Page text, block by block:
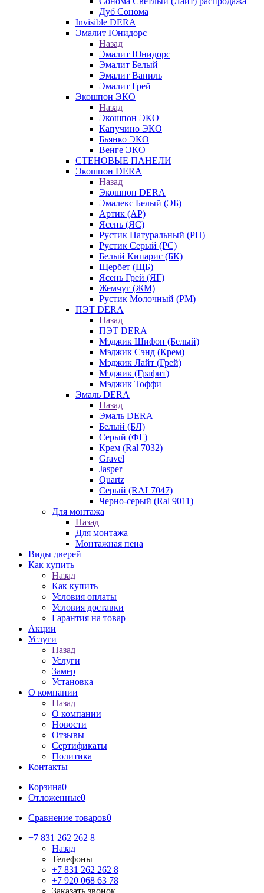
Дуб Сонома
Invisible DERA
Эмалит Юнидорс
Назад
Эмалит Юнидорс
Эмалит Белый
Эмалит Ваниль
Эмалит Грей
Экошпон ЭКО
Назад
Экошпон ЭКО
Капучино ЭКО
Бьянко ЭКО
Венге ЭКО
СТЕНОВЫЕ ПАНЕЛИ
Экошпон DERA
Назад
Экошпон DERA
Эмалекс Белый (ЭБ)
Артик (АР)
Ясень (ЯС)
Рустик Натуральный (РН)
Рустик Серый (РС)
Белый Кипарис (БК)
Щербет (ЩБ)
Ясень Грей (ЯГ)
Жемчуг (ЖМ)
Рустик Молочный (РМ)
ПЭТ DERA
Назад
ПЭТ DERA
Мэджик Шифон (Белый)
Мэджик Сэнд (Крем)
Мэджик Лайт (Грей)
Мэджик (Графит)
Мэджик Тоффи
Эмаль DERA
Назад
Эмаль DERA
Белый (БЛ)
Серый (ФГ)
Крем (Ral 7032)
Gravel
Jasper
Quartz
Серый (RAL7047)
Черно-серый (Ral 9011)
Для монтажа
Назад
Для монтажа
Монтажная пена
Виды дверей
Как купить
Назад
Как купить
Условия оплаты
Условия доставки
Гарантия на товар
Акции
Услуги
Назад
Услуги
Замер
Установка
О компании
Назад
О компании
Новости
Отзывы
Сертификаты
Политика
Контакты
Корзина0
Отложенные0
Сравнение товаров0
+7 831 262 262 8
Назад
Телефоны
+7 831 262 262 8
+7 920 068 63 78
Заказать звонок